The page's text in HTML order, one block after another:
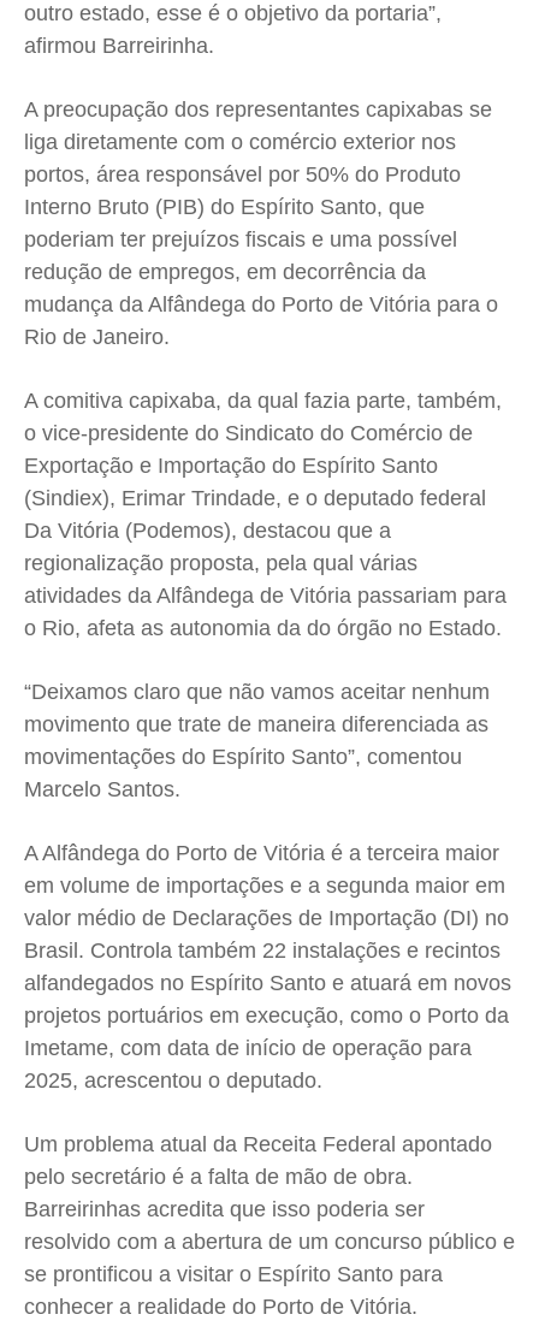
Termos de Uso
Privacidade
Termos de Uso
Privacidade
Termos de Uso
Privacidade
Termos de Uso
Privacidade
outro estado, esse é o objetivo da portaria”,
afirmou Barreirinha.
A preocupação dos representantes capixabas se
liga diretamente com o comércio exterior nos
portos, área responsável por 50% do Produto
Interno Bruto (PIB) do Espírito Santo, que
poderiam ter prejuízos fiscais e uma possível
redução de empregos, em decorrência da
mudança da Alfândega do Porto de Vitória para o
Rio de Janeiro.
A comitiva capixaba, da qual fazia parte, também,
o vice-presidente do Sindicato do Comércio de
Exportação e Importação do Espírito Santo
(Sindiex), Erimar Trindade, e o deputado federal
Da Vitória (Podemos), destacou que a
regionalização proposta, pela qual várias
atividades da Alfândega de Vitória passariam para
o Rio, afeta as autonomia da do órgão no Estado.
“Deixamos claro que não vamos aceitar nenhum
movimento que trate de maneira diferenciada as
movimentações do Espírito Santo”, comentou
Marcelo Santos.
A Alfândega do Porto de Vitória é a terceira maior
em volume de importações e a segunda maior em
valor médio de Declarações de Importação (DI) no
Brasil. Controla também 22 instalações e recintos
alfandegados no Espírito Santo e atuará em novos
projetos portuários em execução, como o Porto da
Imetame, com data de início de operação para
2025, acrescentou o deputado.
Um problema atual da Receita Federal apontado
pelo secretário é a falta de mão de obra.
Barreirinhas acredita que isso poderia ser
resolvido com a abertura de um concurso público e
se prontificou a visitar o Espírito Santo para
conhecer a realidade do Porto de Vitória.